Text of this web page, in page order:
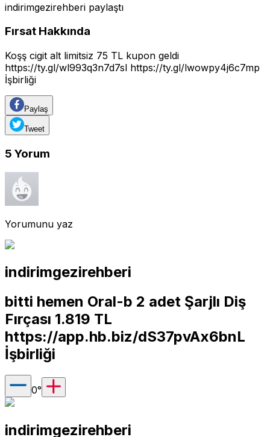
indirimgezirehberi paylaştı
Fırsat Hakkında
Koşş cigit alt limitsiz 75 TL kupon geldi
https://ty.gl/wl993q3n7d7sl https://ty.gl/lwowpy4j6c7mp
İşbirliği
Paylaş
Tweet
5 Yorum
Yorumunu yaz
indirimgezirehberi
bitti hemen Oral-b 2 adet Şarjlı Diş
Fırçası 1.819 TL
https://app.hb.biz/dS37pvAx6bnL
İşbirliği
0°
indirimgezirehberi